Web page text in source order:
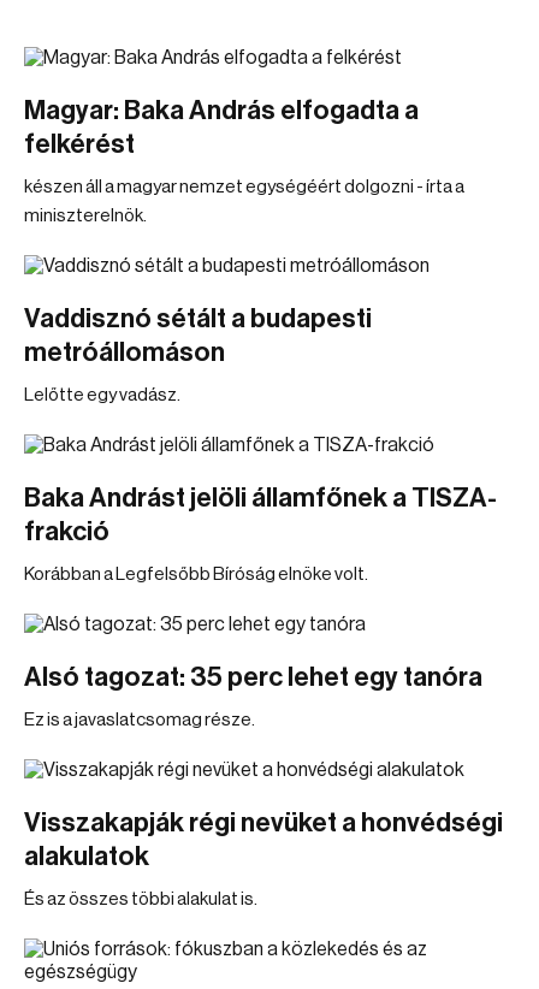
Magyar: Baka András elfogadta a
felkérést
készen áll a magyar nemzet egységéért dolgozni - írta a
miniszterelnök.
Vaddisznó sétált a budapesti
metróállomáson
Lelőtte egy vadász.
Baka Andrást jelöli államfőnek a TISZA-
frakció
Korábban a Legfelsőbb Bíróság elnöke volt.
Alsó tagozat: 35 perc lehet egy tanóra
Ez is a javaslatcsomag része.
Visszakapják régi nevüket a honvédségi
alakulatok
És az összes többi alakulat is.